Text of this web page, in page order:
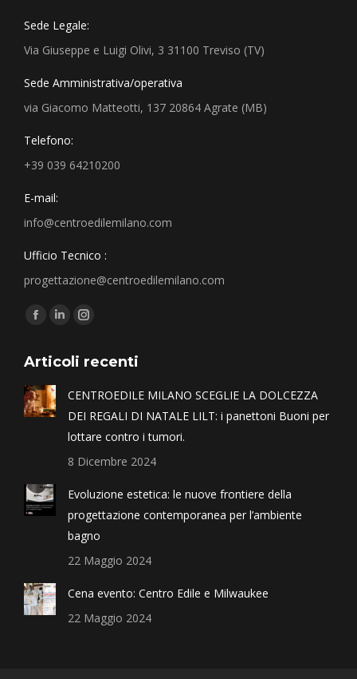
Sede Legale:
Via Giuseppe e Luigi Olivi, 3 31100 Treviso (TV)
Sede Amministrativa/operativa
via Giacomo Matteotti, 137 20864 Agrate (MB)
Telefono:
+39 039 64210200
E-mail:
info@centroedilemilano.com
Ufficio Tecnico :
progettazione@centroedilemilano.com
Find us on:
Articoli recenti
CENTROEDILE MILANO SCEGLIE LA DOLCEZZA
DEI REGALI DI NATALE LILT: i panettoni Buoni per
lottare contro i tumori.
8 Dicembre 2024
Evoluzione estetica: le nuove frontiere della
progettazione contemporanea per l’ambiente
bagno
22 Maggio 2024
Cena evento: Centro Edile e Milwaukee
22 Maggio 2024